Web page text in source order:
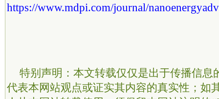
https://www.mdpi.com/journal/
特别声明：本文转载仅仅是出于传播信息
代表本网站观点或证实其内容的真实性；如